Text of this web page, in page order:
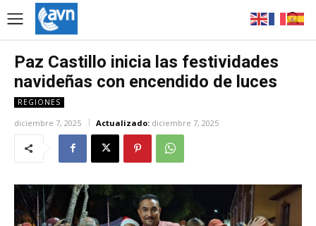
Paz Castillo inicia las festividades
navideñas con encendido de luces
REGIONES
diciembre 7, 2025 Actualizado: diciembre 7, 2025